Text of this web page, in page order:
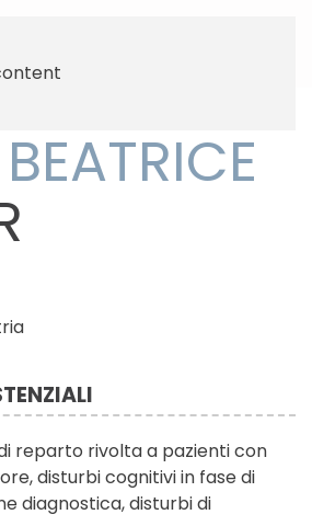
reparto rivolta a pazienti con
disturbi cognitivi in fase di
diagnostica, disturbi di